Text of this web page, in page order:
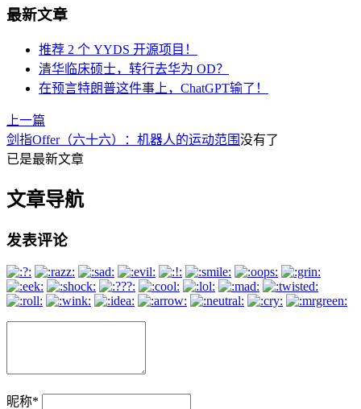
最新文章
推荐 2 个 YYDS 开源项目！
清华临床硕士，转行去华为 OD？
在预言特朗普这件事上，ChatGPT输了！
上一篇
剑指Offer（六十六）：机器人的运动范围没有了
已是最新文章
文章导航
发表评论
昵称*